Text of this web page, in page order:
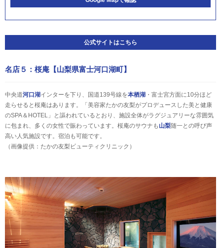
公式サイトはこちら
名店５：桜庵【山梨県富士河口湖町】
中央道河口湖インターを下り、国道139号線を本栖湖 ・富士宮方面に10分ほど
走らせると桜庵はあります。「美容家たかの友梨がプロデュースした美と健康
のSPA＆HOTEL」と謳われているとおり、施設全体がラグジュアリーな雰囲気
に包まれ、多くの女性で賑わっています。桜庵のサウナも 山梨随一との呼び声
高い人気施設です。宿泊も可能です。
（画像提供：たかの友梨ビューティクリニック）